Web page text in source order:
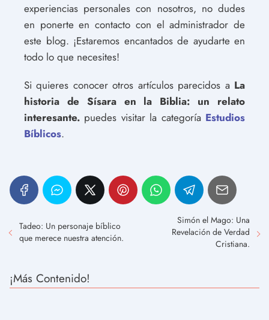
experiencias personales con nosotros, no dudes
en ponerte en contacto con el administrador de
este blog. ¡Estaremos encantados de ayudarte en
todo lo que necesites!
Si quieres conocer otros artículos parecidos a La
historia de Sísara en la Biblia: un relato
interesante. puedes visitar la categoría Estudios
Bíblicos.
Tadeo: Un personaje bíblico
que merece nuestra atención.
Simón el Mago: Una
Revelación de Verdad
Cristiana.
¡Más Contenido!